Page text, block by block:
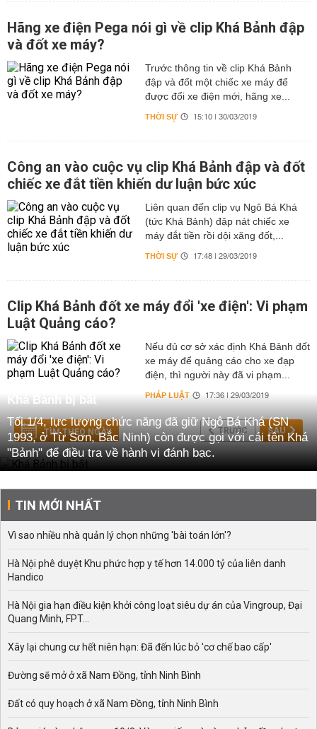
Hãng xe điện Pega nói gì về clip Khá Bảnh đập
và đốt xe máy?
Trước thông tin về clip Khá Bảnh
đập và đốt một chiếc xe máy để
được đổi xe điện mới, hãng xe...
THỜI SỰ 15:10 | 30/03/2019
Công an vào cuộc vụ clip Khá Bảnh đập và đốt
chiếc xe đắt tiền khiến dư luận bức xúc
Liên quan đến clip vụ Ngô Bá Khá
(tức Khá Bảnh) đập nát chiếc xe
máy đắt tiền rồi dội xăng đốt,...
THỜI SỰ 17:48 | 29/03/2019
Clip Khá Bảnh đốt xe máy đổi 'xe điện': Vi phạm
Luật Quảng cáo?
Nếu đủ cơ sở xác định Khá Bảnh đốt
xe máy để quảng cáo cho xe đạp
điện, thì người này đã vi phạm...
PHÁP LUẬT 17:36 | 29/03/2019
TÌM THEO NGÀY TRƯỚC SAU
Khá Bảnh bị bắt
Tối 1/4, lực lượng chức năng đã giữ Ngô Bá Khá (SN
1993, ở Từ Sơn, Bắc Ninh) còn được gọi với cái tên Khá
"Bảnh" để điều tra về hành vi đánh bạc.
TIN MỚI NHẤT
Vì sao nhiều nhà quản lý chọn những 'bài toán lớn'?
Hà Nội phê duyệt Khu phức hợp y tế hơn 14.000 tỷ của liên danh
Handico
Hà Nội gia hạn điều kiện khởi công loạt siêu dự án của Vingroup, Đại
Quang Minh, FPT...
Xây lại chung cư hết niên hạn: Đã đến lúc bỏ 'cơ chế bao cấp'
Đường sẽ mở ở xã Nam Đồng, tỉnh Ninh Bình
Đất có quy hoạch ở xã Nam Đồng, tỉnh Ninh Bình